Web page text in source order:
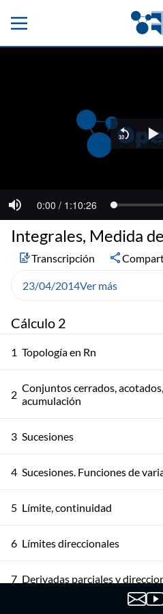
Cálculo 2
1 Topología en Rn
2 Conjuntos cerrados,
acumulación
3 Sucesiones
4 Sucesiones. Funciones de
5 Límite, continuidad
6 Límites direccionales
7 Derivadas parciales y
Integrales, Medida
Transcripción
23/04/2014Ver más